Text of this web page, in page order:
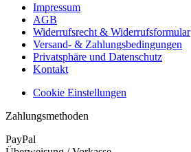
Impressum
AGB
Widerrufsrecht & Widerrufsformular
Versand- & Zahlungsbedingungen
Privatsphäre und Datenschutz
Kontakt
Cookie Einstellungen
Zahlungsmethoden
PayPal